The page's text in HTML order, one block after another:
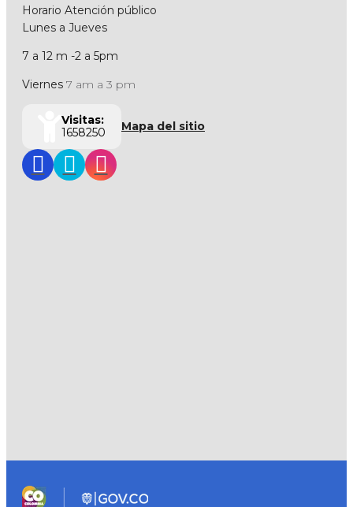
Horario Atención público
Lunes a Jueves
7 a 12 m -2 a 5pm
Viernes 7 am a 3 pm
Visitas:
1658250
Mapa del sitio